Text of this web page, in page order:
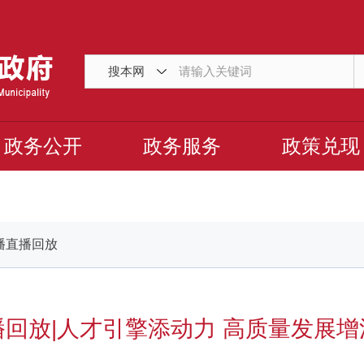
搜本网
政务公开 政务服务 政策兑现
直播回放
回放|人才引擎添动力 高质量发展